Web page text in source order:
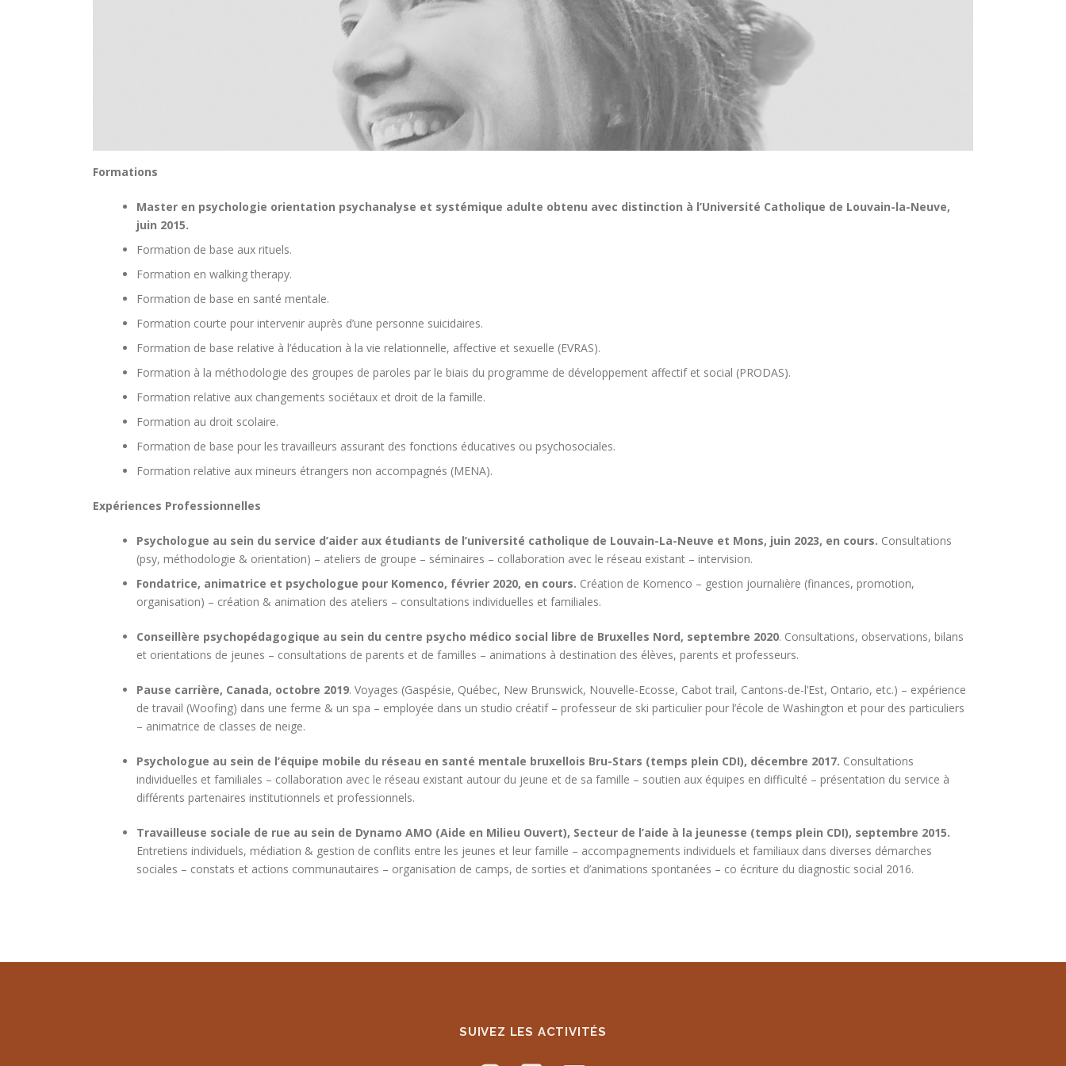
Formations
Master en psychologie orientation psychanalyse et systémique adulte obtenu avec distinction à l’Université Catholique de Louvain-la-Neuve,
juin 2015.
Formation de base aux rituels.
Formation en walking therapy.
Formation de base en santé mentale.
Formation courte pour intervenir auprès d’une personne suicidaires.
Formation de base relative à l’éducation à la vie relationnelle, affective et sexuelle (EVRAS).
Formation à la méthodologie des groupes de paroles par le biais du programme de développement affectif et social (PRODAS).
Formation relative aux changements sociétaux et droit de la famille.
Formation au droit scolaire.
Formation de base pour les travailleurs assurant des fonctions éducatives ou psychosociales.
Formation relative aux mineurs étrangers non accompagnés (MENA).
Expériences Professionnelles
Psychologue au sein du service d’aider aux étudiants de l’université catholique de Louvain-La-Neuve et Mons, juin 2023, en cours. Consultations
(psy, méthodologie & orientation) – ateliers de groupe – séminaires – collaboration avec le réseau existant – intervision.
Fondatrice, animatrice et psychologue pour Komenco, février 2020, en cours. Création de Komenco – gestion journalière (finances, promotion,
organisation) – création & animation des ateliers – consultations individuelles et familiales.
Conseillère psychopédagogique au sein du centre psycho médico social libre de Bruxelles Nord, septembre 2020. Consultations, observations, bilans
et orientations de jeunes – consultations de parents et de familles – animations à destination des élèves, parents et professeurs.
Pause carrière, Canada, octobre 2019. Voyages (Gaspésie, Québec, New Brunswick, Nouvelle-Ecosse, Cabot trail, Cantons-de-l’Est, Ontario, etc.) – expérience
de travail (Woofing) dans une ferme & un spa – employée dans un studio créatif – professeur de ski particulier pour l’école de Washington et pour des particuliers
– animatrice de classes de neige.
Psychologue au sein de l’équipe mobile du réseau en santé mentale bruxellois Bru-Stars (temps plein CDI), décembre 2017. Consultations
individuelles et familiales – collaboration avec le réseau existant autour du jeune et de sa famille – soutien aux équipes en difficulté – présentation du service à
différents partenaires institutionnels et professionnels.
Travailleuse sociale de rue au sein de Dynamo AMO (Aide en Milieu Ouvert), Secteur de l’aide à la jeunesse (temps plein CDI), septembre 2015.
Entretiens individuels, médiation & gestion de conflits entre les jeunes et leur famille – accompagnements individuels et familiaux dans diverses démarches
sociales – constats et actions communautaires – organisation de camps, de sorties et d’animations spontanées – co écriture du diagnostic social 2016.
SUIVEZ LES ACTIVITÉS